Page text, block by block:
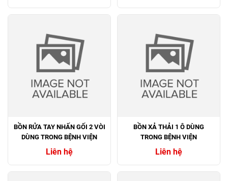
BỒN RỬA TAY NHẤN GỐI 2 VÒI
DÙNG TRONG BỆNH VIỆN
Liên hệ
BỒN XẢ THẢI 1 Ô DÙNG
TRONG BỆNH VIỆN
Liên hệ